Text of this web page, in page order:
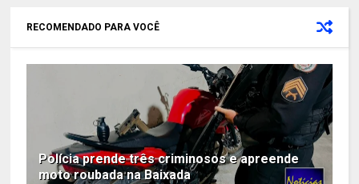
RECOMENDADO PARA VOCÊ
Polícia prende três criminosos e apreende
moto roubada na Baixada